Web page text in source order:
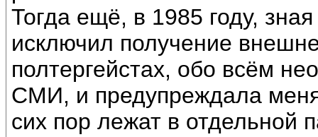
Тогда ещё, в 1985 году,
исключил получение
полтергейстах, обо всём
СМИ, и предупреждала меня
сих пор лежат в отдельной